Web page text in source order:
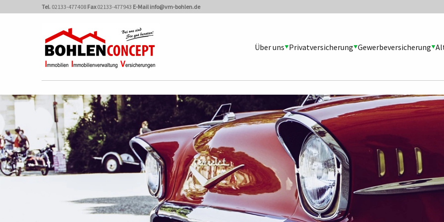
Tel. 02133-477408 Fax02133-477943 E-Mail info@vm-bohlen.de
Über uns Privatversicherung Gewerbeversicherung